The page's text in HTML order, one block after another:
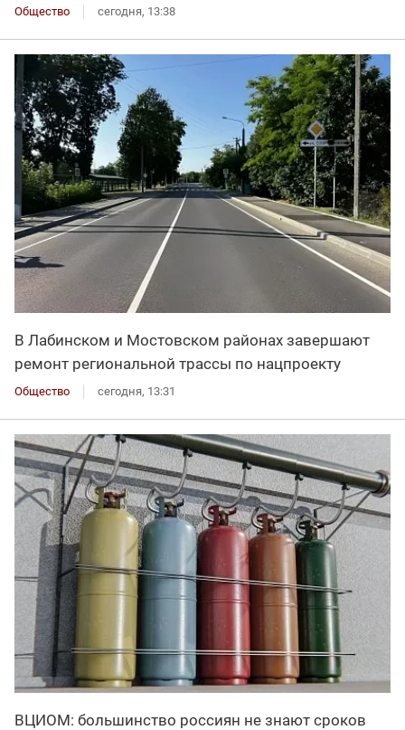
Общество сегодня, 13:38
В Лабинском и Мостовском районах завершают
ремонт региональной трассы по нацпроекту
Общество сегодня, 13:31
ВЦИОМ: большинство россиян не знают сроков